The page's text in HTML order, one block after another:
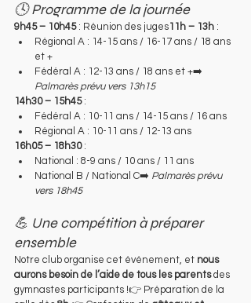
🕓 Programme de la journée
9h45 – 10h45 : Réunion des juges11h – 13h :
Régional A : 14-15 ans / 16-17 ans / 18 ans
et +
Fédéral A : 12-13 ans / 18 ans et +➡️
Palmarès prévu vers 13h15
14h30 – 15h45 :
Fédéral A : 10-11 ans / 14-15 ans / 16 ans
Régional A : 10-11 ans / 12-13 ans
16h05 – 18h30 :
National : 8-9 ans / 10 ans / 11 ans
National B / National C➡️ Palmarès prévu
vers 18h45
💪 Une compétition à préparer
ensemble
Notre club organise cet événement, et nous
aurons besoin de l’aide de tous les parents des
gymnastes participants !👉 Préparation de la